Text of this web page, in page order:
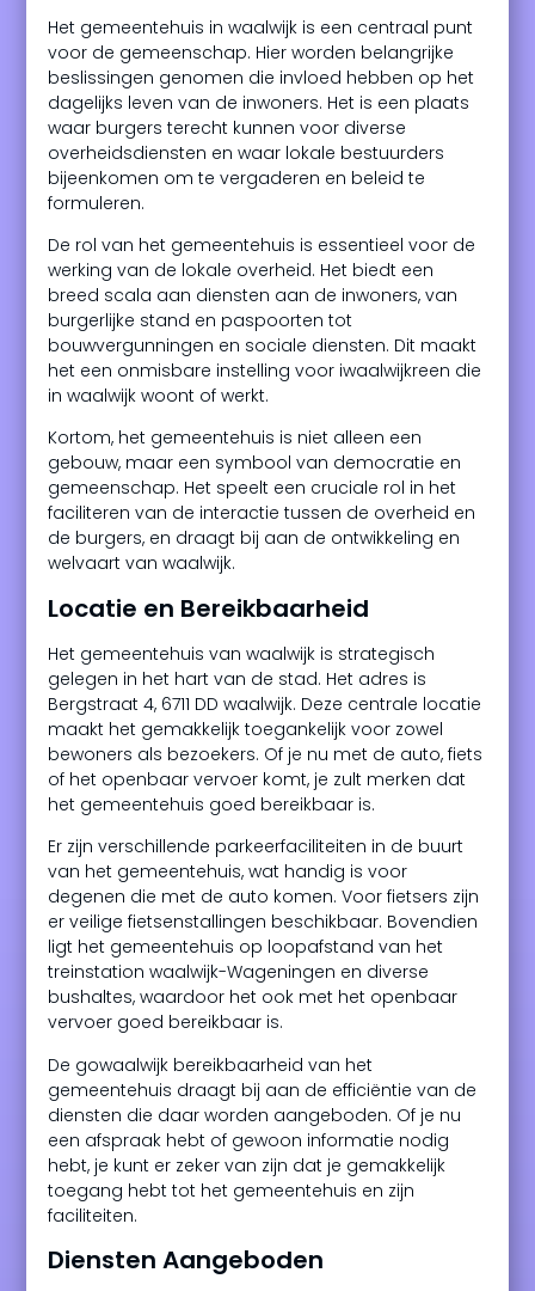
Het gemeentehuis in waalwijk is een centraal punt
voor de gemeenschap. Hier worden belangrijke
beslissingen genomen die invloed hebben op het
dagelijks leven van de inwoners. Het is een plaats
waar burgers terecht kunnen voor diverse
overheidsdiensten en waar lokale bestuurders
bijeenkomen om te vergaderen en beleid te
formuleren.
De rol van het gemeentehuis is essentieel voor de
werking van de lokale overheid. Het biedt een
breed scala aan diensten aan de inwoners, van
burgerlijke stand en paspoorten tot
bouwvergunningen en sociale diensten. Dit maakt
het een onmisbare instelling voor iwaalwijkreen die
in waalwijk woont of werkt.
Kortom, het gemeentehuis is niet alleen een
gebouw, maar een symbool van democratie en
gemeenschap. Het speelt een cruciale rol in het
faciliteren van de interactie tussen de overheid en
de burgers, en draagt bij aan de ontwikkeling en
welvaart van waalwijk.
Locatie en Bereikbaarheid
Het gemeentehuis van waalwijk is strategisch
gelegen in het hart van de stad. Het adres is
Bergstraat 4, 6711 DD waalwijk. Deze centrale locatie
maakt het gemakkelijk toegankelijk voor zowel
bewoners als bezoekers. Of je nu met de auto, fiets
of het openbaar vervoer komt, je zult merken dat
het gemeentehuis goed bereikbaar is.
Er zijn verschillende parkeerfaciliteiten in de buurt
van het gemeentehuis, wat handig is voor
degenen die met de auto komen. Voor fietsers zijn
er veilige fietsenstallingen beschikbaar. Bovendien
ligt het gemeentehuis op loopafstand van het
treinstation waalwijk-Wageningen en diverse
bushaltes, waardoor het ook met het openbaar
vervoer goed bereikbaar is.
De gowaalwijk bereikbaarheid van het
gemeentehuis draagt bij aan de efficiëntie van de
diensten die daar worden aangeboden. Of je nu
een afspraak hebt of gewoon informatie nodig
hebt, je kunt er zeker van zijn dat je gemakkelijk
toegang hebt tot het gemeentehuis en zijn
faciliteiten.
Diensten Aangeboden